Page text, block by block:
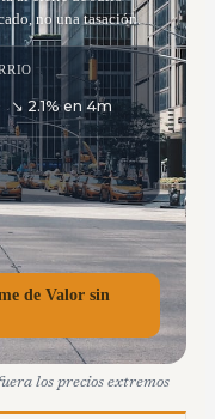
no una tasación.
↘ 2.1% en 4m
de Valor sin
los precios extremos